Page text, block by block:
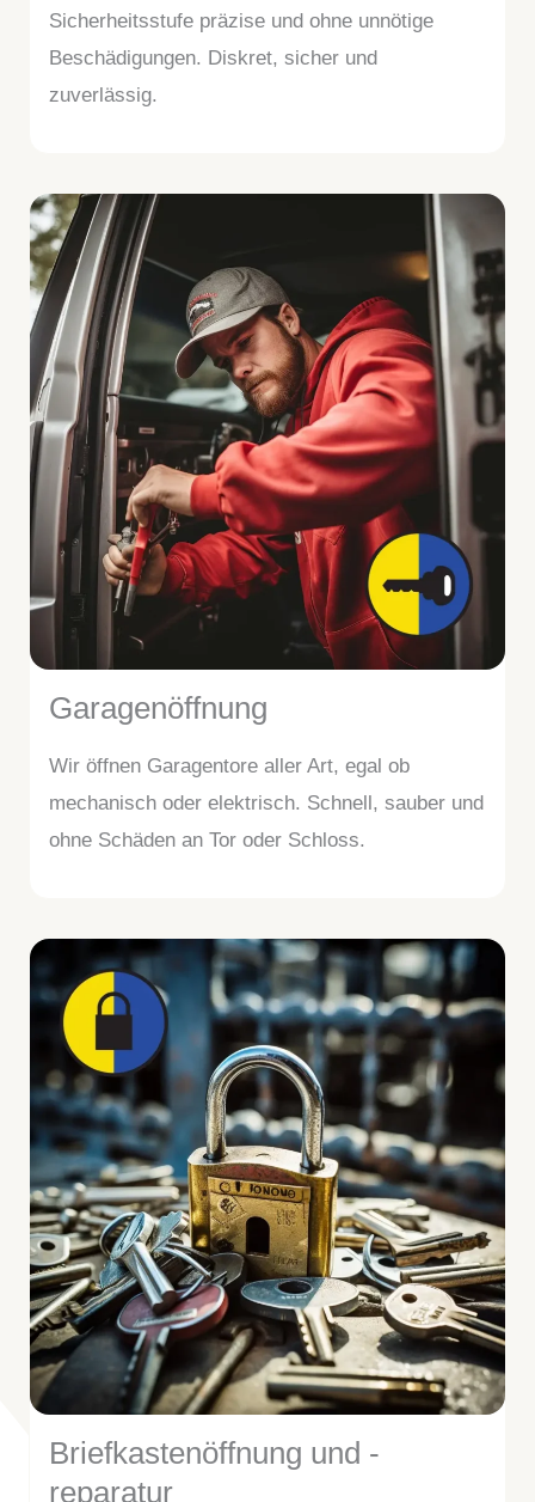
Sicherheitsstufe präzise und ohne unnötige
Beschädigungen. Diskret, sicher und
zuverlässig.
Garagenöffnung
Wir öffnen Garagentore aller Art, egal ob
mechanisch oder elektrisch. Schnell, sauber und
ohne Schäden an Tor oder Schloss.
Briefkastenöffnung und -
reparatur